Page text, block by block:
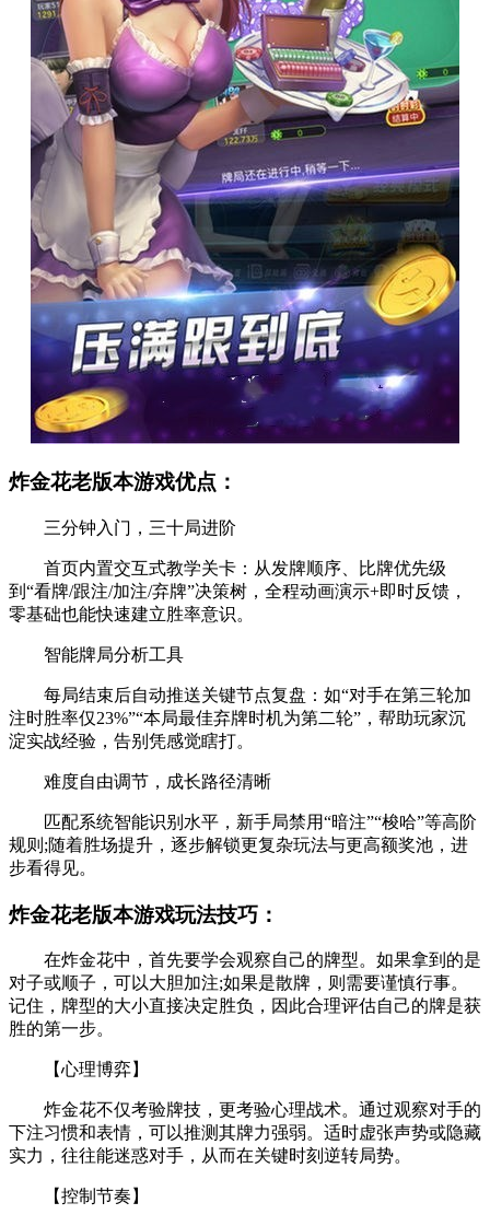
炸金花老版本游戏优点：
三分钟入门，三十局进阶
首页内置交互式教学关卡：从发牌顺序、比牌优先级
到“看牌/跟注/加注/弃牌”决策树，全程动画演示+即时反馈，
零基础也能快速建立胜率意识。
智能牌局分析工具
每局结束后自动推送关键节点复盘：如“对手在第三轮加
注时胜率仅23%”“本局最佳弃牌时机为第二轮”，帮助玩家沉
淀实战经验，告别凭感觉瞎打。
难度自由调节，成长路径清晰
匹配系统智能识别水平，新手局禁用“暗注”“梭哈”等高阶
规则;随着胜场提升，逐步解锁更复杂玩法与更高额奖池，进
步看得见。
炸金花老版本游戏玩法技巧：
在炸金花中，首先要学会观察自己的牌型。如果拿到的是
对子或顺子，可以大胆加注;如果是散牌，则需要谨慎行事。
记住，牌型的大小直接决定胜负，因此合理评估自己的牌是获
胜的第一步。
【心理博弈】
炸金花不仅考验牌技，更考验心理战术。通过观察对手的
下注习惯和表情，可以推测其牌力强弱。适时虚张声势或隐藏
实力，往往能迷惑对手，从而在关键时刻逆转局势。
【控制节奏】